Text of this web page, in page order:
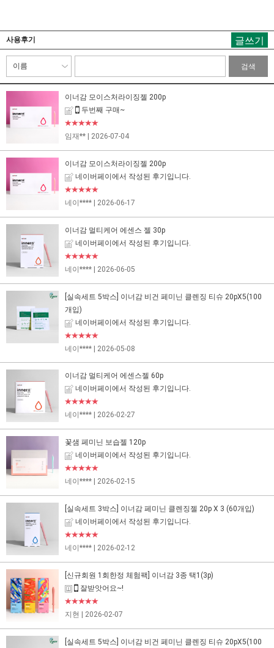
사용후기 글쓰기
검색
이너감 모이스처라이징젤 200p
두번째 구매~
★★★★★
임재**
| 2026-07-04
이너감 모이스처라이징젤 200p
네이버페이에서 작성된 후기입니다.
★★★★★
네이****
| 2026-06-17
이너감 멀티케어 에센스 젤 30p
네이버페이에서 작성된 후기입니다.
★★★★★
네이****
| 2026-06-05
[실속세트 5박스] 이너감 비건 페미닌 클렌징 티슈 20pX5(100
개입)
네이버페이에서 작성된 후기입니다.
★★★★★
네이****
| 2026-05-08
이너감 멀티케어 에센스젤 60p
네이버페이에서 작성된 후기입니다.
★★★★★
네이****
| 2026-02-27
꽃샘 페미닌 보습젤 120p
네이버페이에서 작성된 후기입니다.
★★★★★
네이****
| 2026-02-15
[실속세트 3박스] 이너감 페미닌 클렌징젤 20p X 3 (60개입)
네이버페이에서 작성된 후기입니다.
★★★★★
네이****
| 2026-02-12
[신규회원 1회한정 체험팩] 이너감 3종 택1(3p)
잘받앗어요~!
★★★★★
지현
| 2026-02-07
[실속세트 5박스] 이너감 비건 페미닌 클렌징 티슈 20pX5(100